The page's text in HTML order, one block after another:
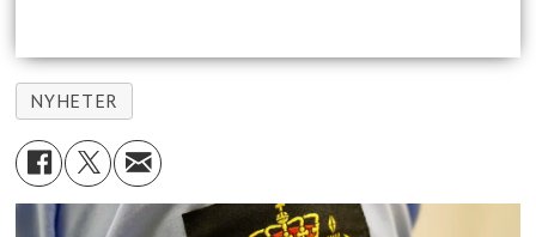
NYHETER